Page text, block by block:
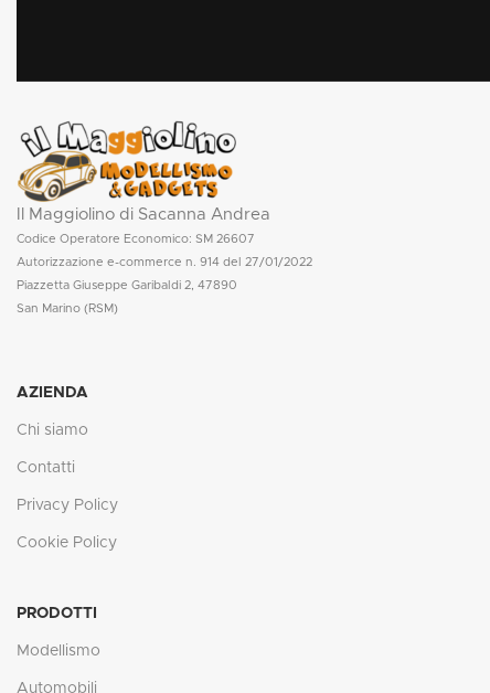
Il Maggiolino di Sacanna Andrea
Codice Operatore Economico: SM 26607
Autorizzazione e-commerce n. 914 del 27/01/2022
Piazzetta Giuseppe Garibaldi 2, 47890
San Marino (RSM)
AZIENDA
Chi siamo
Contatti
Privacy Policy
Cookie Policy
PRODOTTI
Modellismo
Automobili